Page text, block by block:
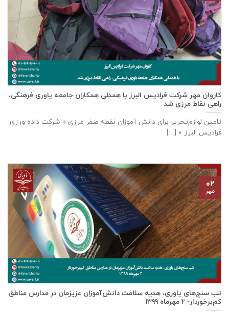
كاروان مهر شرکت فرادیس البرز با همدلی همکاران جامعه یاوری فرهنگی،
راهی نقاط مرزی شد
تامين لوازم‌تحرير برای دانش آموزان نقطه صفر مرزی « شرکت داده ورزی
فراديس البرز » [...]
تب سنج‌های یاوری، هدیه سلامت دانش‌آموزان عزیزمان در مدارس مناطق
کم‌برخوردار- ۲ مهرماه ۱۳۹۹
۰۲
مهر